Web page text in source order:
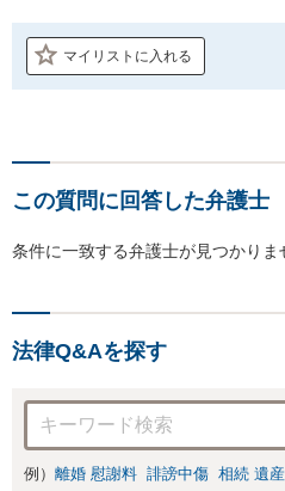
マイリストに入れる
この質問に回答した弁護士
条件に一致する弁護士が見つかりま
法律Q&Aを探す
例） 離婚 慰謝料 誹謗中傷 相続 遺産